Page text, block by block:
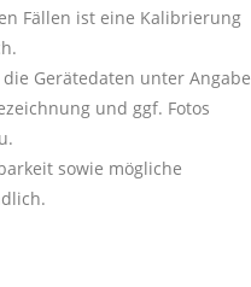
Fällen ist eine Kalibrierung
Gerätedaten unter Angabe
und ggf. Fotos
sowie mögliche